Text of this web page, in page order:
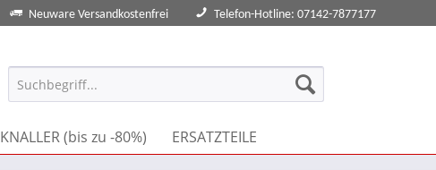
Neuware Versandkostenfrei Telefon-Hotline: 07142-7877177
(bis zu -80%) ERSATZTEILE